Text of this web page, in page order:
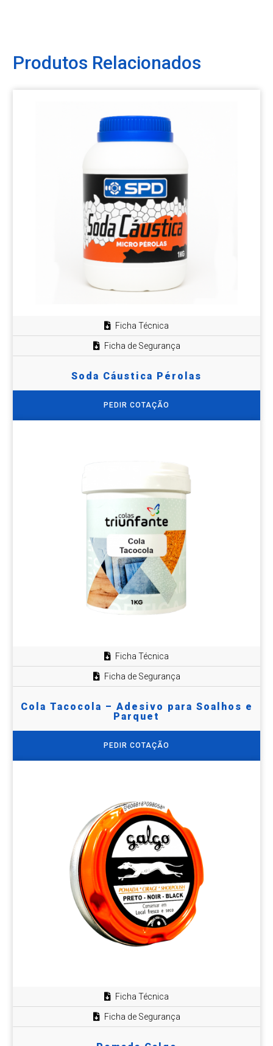
Produtos Relacionados
Ficha Técnica
Ficha de Segurança
Soda Cáustica Pérolas
PEDIR COTAÇÃO
Ficha Técnica
Ficha de Segurança
Cola Tacocola – Adesivo para Soalhos e
Parquet
PEDIR COTAÇÃO
Ficha Técnica
Ficha de Segurança